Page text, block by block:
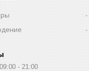
09:00
21:00